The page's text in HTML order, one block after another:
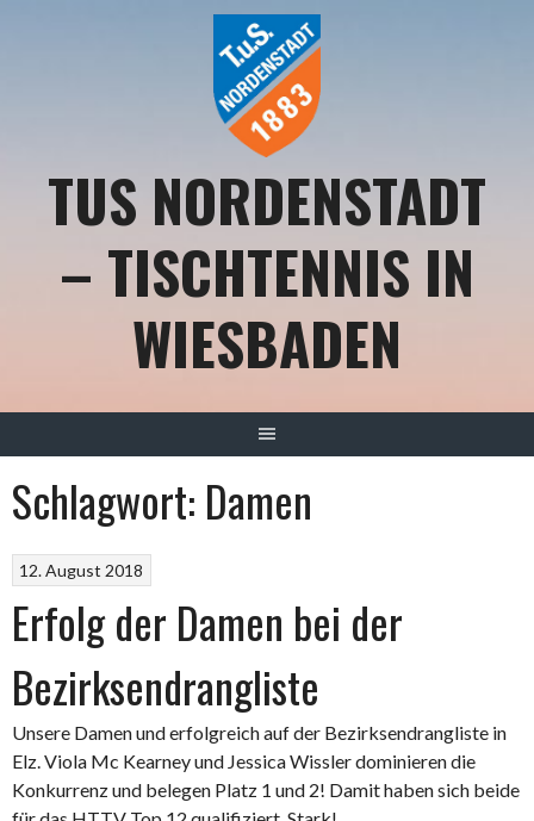
TUS NORDENSTADT
– TISCHTENNIS IN
WIESBADEN
Schlagwort: Damen
12. August 2018
Erfolg der Damen bei der
Bezirksendrangliste
Unsere Damen und erfolgreich auf der Bezirksendrangliste in
Elz. Viola Mc Kearney und Jessica Wissler dominieren die
Konkurrenz und belegen Platz 1 und 2! Damit haben sich beide